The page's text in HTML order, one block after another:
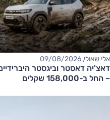
אלי שאולי, 09/08/2026
דאצ'יה דאסטר וביגסטר
– החל ב-158,000 שקלים